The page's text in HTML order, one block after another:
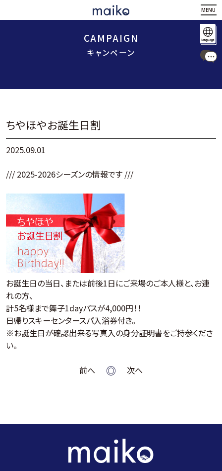
MENU
CAMPAIGN
キャンペーン
ちやほやお誕生日割
2025.09.01
/// 2025-2026シーズンの情報です ///
お誕生日の当日、または前後1日にご来場のご本人様と、お連
れの方、
計5名様まで舞子1dayパスが4,000円！！
日帰りスキーセンタースパ入浴券付き。
※お誕生日が確認出来る写真入の身分証明書をご持参くださ
い。
前へ 次へ